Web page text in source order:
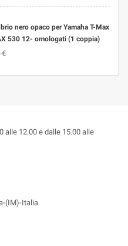
nero opaco per Yamaha T-Max
530 12- omologati (1 coppia)
€
alle 12.00 e dalle 15.00 alle
(IM)-Italia